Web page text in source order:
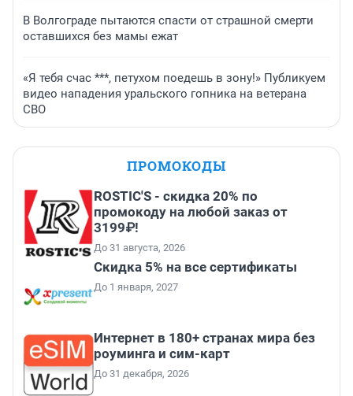
В Волгограде пытаются спасти от страшной смерти
оставшихся без мамы ежат
«Я тебя счас ***, петухом поедешь в зону!» Публикуем
видео нападения уральского гопника на ветерана
СВО
ПРОМОКОДЫ
ROSTIC'S - скидка 20% по
промокоду на любой заказ от
3199₽!
До 31 августа, 2026
Скидка 5% на все сертификаты
До 1 января, 2027
Интернет в 180+ странах мира без
роуминга и сим-карт
До 31 декабря, 2026